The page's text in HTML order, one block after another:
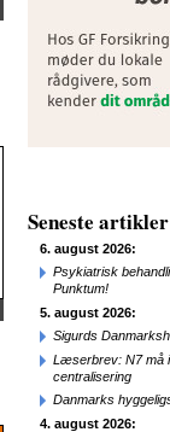
Seneste artikler
6. august 2026:
Psykiatrisk
Punktum!
5. august 2026:
Sigurds
Læserbrev: N7 må
centralisering
Danmarks
4. august 2026: